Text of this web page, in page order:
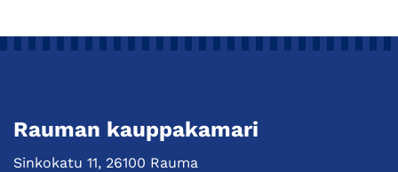
Rauman kauppakamari
Sinkokatu 11, 26100 Rauma